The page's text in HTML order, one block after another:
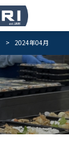
2024年04月